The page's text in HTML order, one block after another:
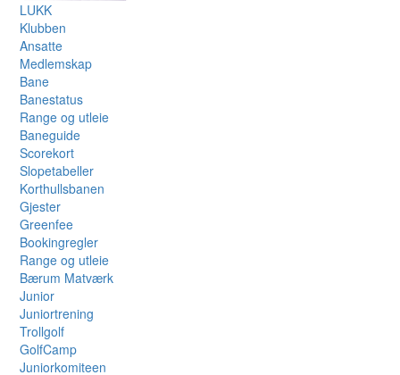
LUKK
Klubben
Ansatte
Medlemskap
Bane
Banestatus
Range og utleie
Baneguide
Scorekort
Slopetabeller
Korthullsbanen
Gjester
Greenfee
Bookingregler
Range og utleie
Bærum Matværk
Junior
Juniortrening
Trollgolf
GolfCamp
Juniorkomiteen